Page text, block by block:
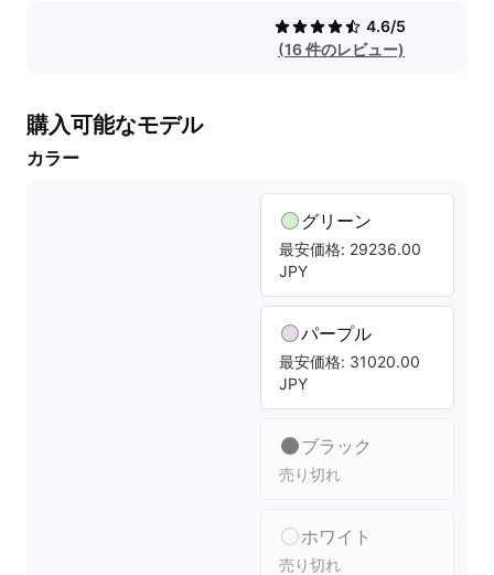
4.6/5
(16 件のレビュー)
購入可能なモデル
カラー
グリーン
最安価格: 29236.00
JPY
パープル
最安価格: 31020.00
JPY
ブラック
売り切れ
ホワイト
売り切れ